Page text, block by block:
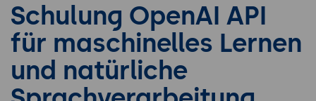
Schulung OpenAI API
für maschinelles Lernen
und natürliche